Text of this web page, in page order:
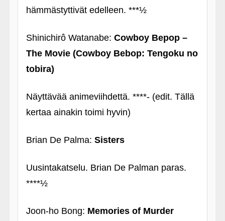
hämmästyttivät edelleen. ***½
Shinichirô Watanabe: Cowboy Bepop –
The Movie (Cowboy Bebop: Tengoku no
tobira)
Näyttävää animeviihdettä. ****- (edit. Tällä
kertaa ainakin toimi hyvin)
Brian De Palma: Sisters
Uusintakatselu. Brian De Palman paras.
****½
Joon-ho Bong: Memories of Murder